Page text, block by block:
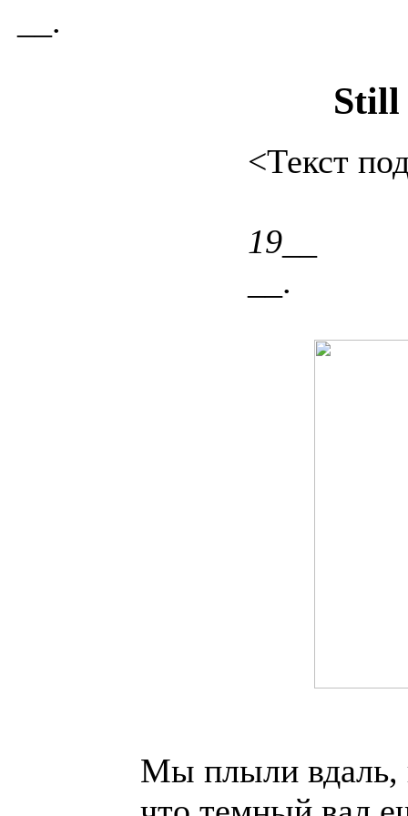
__.
Still
<Текст
19__
__.
Мы плыли вдаль,